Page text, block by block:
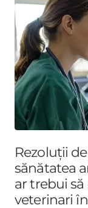
Rezoluții
sănătatea
ar trebui
veterinari